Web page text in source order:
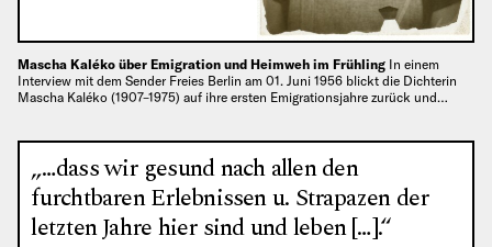
Mascha Kaléko über Emigration und Heimweh im Frühling In einem
Interview mit dem Sender Freies Berlin am 01. Juni 1956 blickt die Dichterin
Mascha Kaléko (1907–1975) auf ihre ersten Emigrationsjahre zurück und…
„…dass wir gesund nach allen den
furchtbaren Erlebnissen u. Strapazen der
letzten Jahre hier sind und leben […].“